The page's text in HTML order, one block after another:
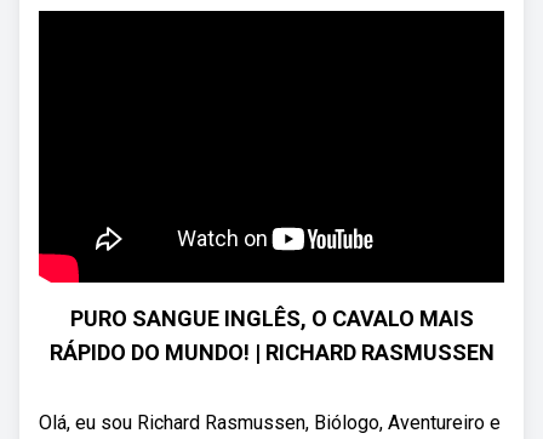
PURO SANGUE INGLÊS, O CAVALO MAIS
RÁPIDO DO MUNDO! | RICHARD RASMUSSEN
Olá, eu sou Richard Rasmussen, Biólogo, Aventureiro e